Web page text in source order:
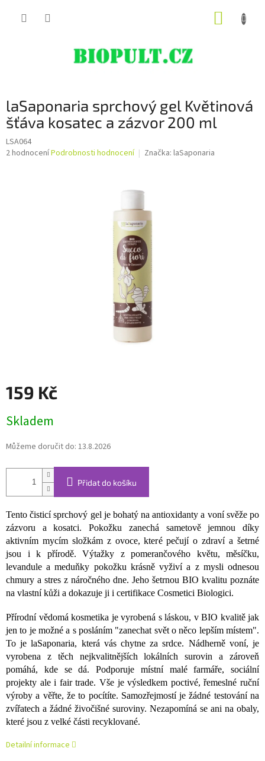
laSaponaria sprchový gel Květinová
šťáva kosatec a zázvor 200 ml
LSA064
Průměrné
2 hodnoceníPodrobnosti hodnocení Značka: laSaponaria
159 Kč
cena:
Skladem
Můžeme doručit do: 13.8.2026
Přidat do košíku
Tento čisticí sprchový gel je bohatý na antioxidanty a voní svěže po
zázvoru a kosatci. Pokožku zanechá sametově jemnou díky
aktivním mycím složkám z ovoce, které pečují o zdraví a šetrné
jsou i k přírodě. Výtažky z pomerančového květu, měsíčku,
levandule a meduňky pokožku krásně vyživí a z mysli odnesou
chmury a stres z náročného dne. Jeho šetrnou BIO kvalitu poznáte
na vlastní kůži a dokazuje ji i certifikace Cosmetici Biologici.
Přírodní vědomá kosmetika je vyrobená s láskou, v BIO kvalitě jak
jen to je možné a s posláním "zanechat svět o něco lepším místem".
To je laSaponaria, která vás chytne za srdce. Nádherně voní, je
vyrobena z těch nejkvalitnějších lokálních surovin a zároveň
pomáhá, kde se dá. Podporuje místní malé farmáře, sociální
projekty ale i fair trade. Vše je výsledkem poctivé, řemeslné ruční
výroby a věřte, že to pocítíte. Samozřejmostí je žádné testování na
zvířatech a žádné živočišné suroviny. Nezapomíná se ani na obaly,
které jsou z velké části recyklované.
Detailní informace